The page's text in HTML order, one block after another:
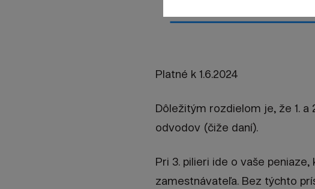
Platné k 1.6.2024
Dôležitým rozdielom je, že 1.
odvodov (čiže daní).
Pri 3. pilieri ide o vaše
zamestnávateľa. Bez týchto